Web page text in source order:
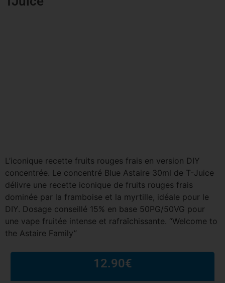
L’iconique recette fruits rouges frais en version DIY
concentrée. Le concentré Blue Astaire 30ml de T-Juice
délivre une recette iconique de fruits rouges frais
dominée par la framboise et la myrtille, idéale pour le
DIY. Dosage conseillé 15% en base 50PG/50VG pour
une vape fruitée intense et rafraîchissante. “Welcome to
the Astaire Family”
12.90€